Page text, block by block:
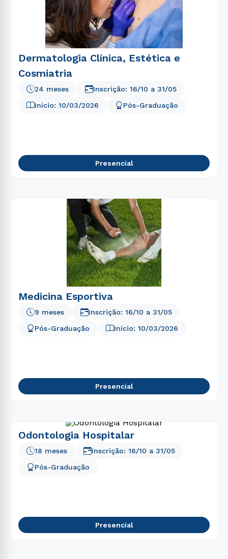
Dermatologia Clínica, Estética e
Cosmiatria
Início: 10/03/2026
24 meses
Pós-Graduação
Inscrição: 16/10 a 31/05
Presencial
Medicina Esportiva
Pós-Graduação
9 meses
Início: 10/03/2026
Inscrição: 16/10 a 31/05
Presencial
Odontologia Hospitalar
Pós-Graduação
18 meses Inscrição: 16/10 a 31/05
Presencial